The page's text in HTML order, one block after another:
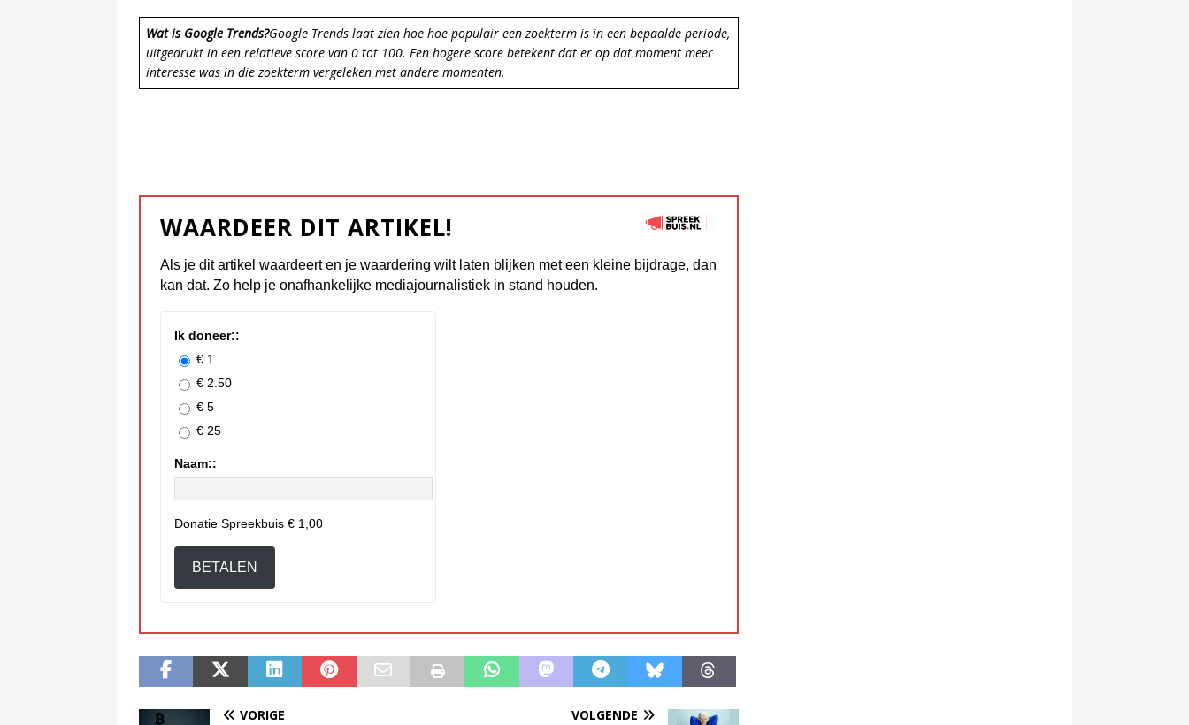
Wat is Google Trends?Google Trends laat zien hoe hoe populair een zoekterm is in een bepaalde periode,
uitgedrukt in een relatieve score van 0 tot 100. Een hogere score betekent dat er op dat moment meer
interesse was in die zoekterm vergeleken met andere momenten.
WAARDEER DIT ARTIKEL!
Als je dit artikel waardeert en je waardering wilt laten blijken met een kleine bijdrage, dan
kan dat. Zo help je onafhankelijke mediajournalistiek in stand houden.
Ik doneer::
€ 1
€ 2.50
€ 5
€ 25
Naam::
Donatie Spreekbuis € 1,00
BETALEN
VORIGE VOLGENDE